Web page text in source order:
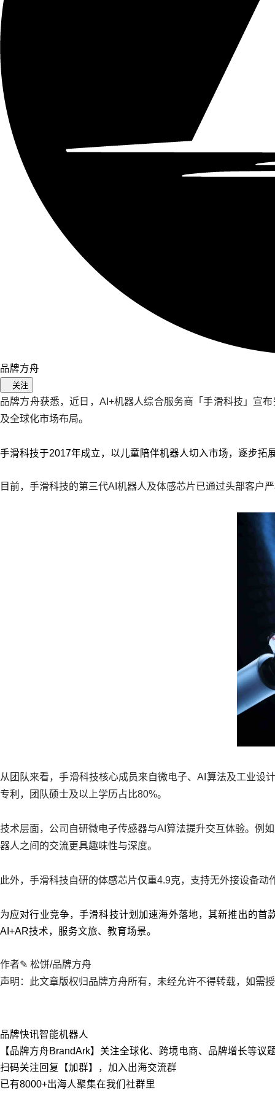
品牌方舟
关注
品牌方舟获悉，近日，AI+机器人综合服务商「手滑科技」宣
及全球化市场布局。
手滑科技于2017年成立，以儿童陪伴机器人切入市场，逐步
目前，手滑科技的第三代AI机器人及体感芯片已通过头部客户
从团队来看，手滑科技核心成员来自微电子、AI算法及工业设
专利，团队硕士及以上学历占比80%。
技术层面，公司自研微电子传感器与AI算法提升交互体验。例
器人之间的交流更具趣味性与深度。
此外，手滑科技自研的体感芯片仅重4.9克，支持无外接设备
为应对行业竞争，手滑科技计划加速海外落地，其新推出的
AI+AR技术，服务文旅、教育场景。
作者✎ 松饼/品牌方舟
声明：此文章版权归品牌方舟所有，未经允许不得转载，如需
品牌快讯智能机器人
【品牌方舟BrandArk】关注全球化、跨境电商、品牌增长等议
扫码关注回复【加群】，加入出海交流群
已有8000+出海人聚集在我们社群里